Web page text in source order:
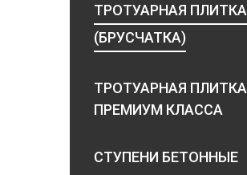
ТРОТУАРНАЯ ПЛИТКА
(БРУСЧАТКА)
ТРОТУАРНАЯ ПЛИТКА
ПРЕМИУМ КЛАССА
СТУПЕНИ БЕТОННЫЕ